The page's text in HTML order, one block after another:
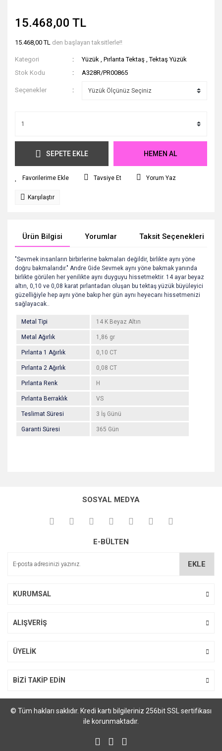
15.468,00 TL
15.468,00 TL den başlayan taksitlerle!!
Kategori Yüzük ,Pırlanta Tektaş ,Tektaş Yüzük
Stok Kodu
A328R/PR00865
Seçenekler
SEPETE EKLE HEMEN AL
Tavsiye Et Yorum Yaz
Karşılaştır
Ürün Bilgisi Yorumlar Taksit Seçenekleri
"Sevmek insanların birbirlerine bakmaları değildir, birlikte aynı yöne
doğru bakmalarıdır." Andre Gide Sevmek aynı yöne bakmak yanında
birlikte görülen her yenilikte aynı duyguyu hissetmektir. 14 ayar beyaz
altın, 0,10 ve 0,08 karat pırlantadan oluşan bu tektaş yüzük büyüleyici
güzelliğiyle hep aynı yöne bakıp her gün aynı heyecanı hissetmenizi
sağlayacak..
Metal Tipi 14 K Beyaz Altın
Metal Ağırlık 1,86 gr
Pırlanta 1 Ağırlık 0,10 CT
Pırlanta 2 Ağırlık 0,08 CT
Pırlanta Renk H
Pırlanta Berraklık VS
Teslimat Süresi 3 İş Günü
Garanti Süresi 365 Gün
kullanarak tarafımıza iletebilirsiniz.
Görüş ve önerileriniz için teşekkür ederiz.
Ürün açıklamasında eksik bilgiler bulunuyor.
SOSYAL MEDYA
E-BÜLTEN
EKLE
KURUMSAL
ALIŞVERİŞ
ÜYELİK
BİZİ TAKİP EDİN
© Tüm hakları saklıdır. Kredi kartı bilgileriniz 256bit SSL sertifikası
ile korunmaktadır.